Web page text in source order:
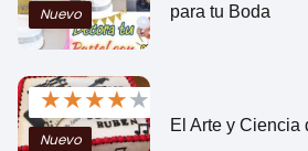
Nuevo
para tu Boda
★★★★★
Nuevo
El Arte y Ciencia